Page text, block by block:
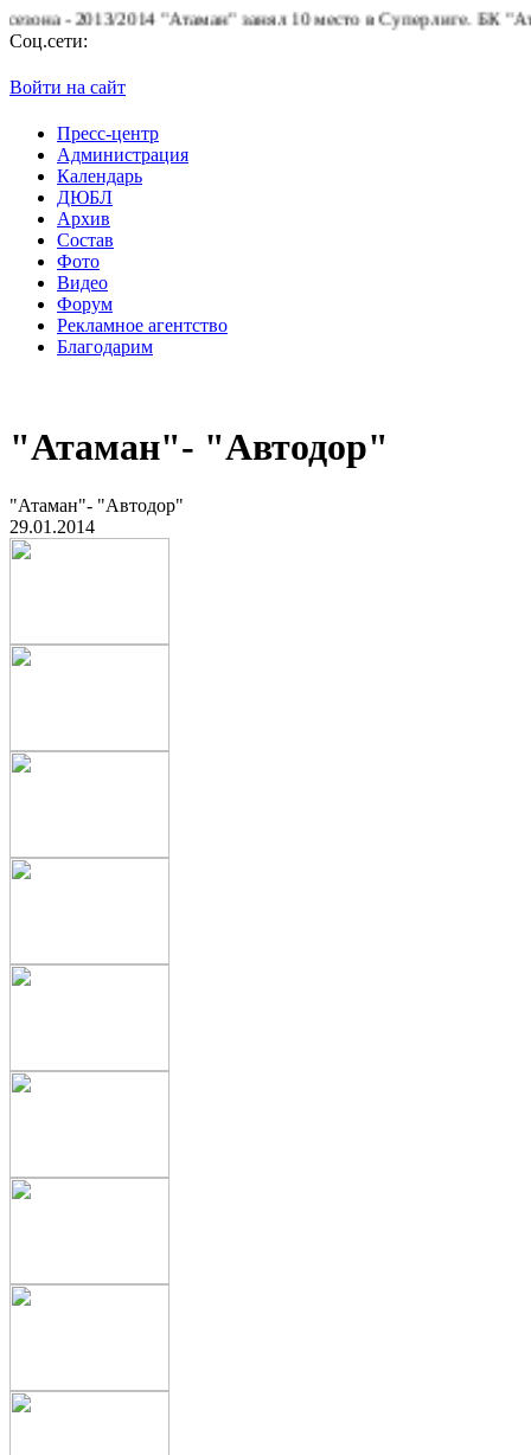
"Атаман" занял 10 место в Суперлиге.БК "Атаман"
Соц.сети:
Войти на сайт
Пресс-центр
Администрация
Календарь
ДЮБЛ
Архив
Состав
Фото
Видео
Форум
Рекламное агентство
Благодарим
"Атаман"- "Автодор"
"Атаман"- "Автодор"
29.01.2014